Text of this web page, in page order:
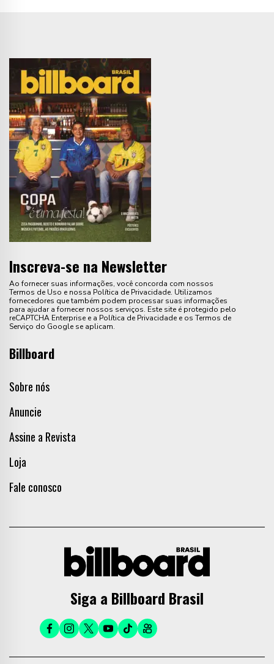
Inscreva-se na Newsletter
Ao fornecer suas informações, você concorda com nossos
Termos de Uso e nossa Política de Privacidade. Utilizamos
fornecedores que também podem processar suas informações
para ajudar a fornecer nossos serviços. Este site é protegido pelo
reCAPTCHA Enterprise e a Política de Privacidade e os Termos de
Serviço do Google se aplicam.
Billboard
Sobre nós
Anuncie
Assine a Revista
Loja
Fale conosco
Siga a Billboard Brasil